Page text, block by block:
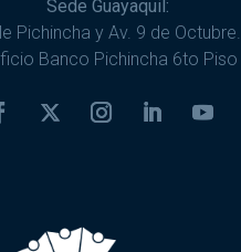
Sede Guayaquil:
Pichincha y Av. 9 de Octubre.
Banco Pichincha 6to Piso